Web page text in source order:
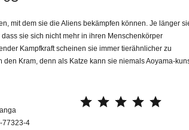
mit dem sie die Aliens bekämpfen können. Je länger
sie sich nicht mehr in ihren Menschenkörper
Kampfkraft scheinen sie immer tierähnlicher zu
Kram, denn als Katze kann sie niemals Aoyama-
77323-4
⭐⭐⭐⭐⭐